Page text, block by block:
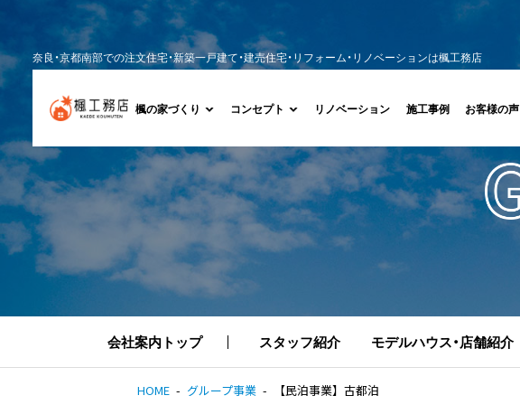
奈良・京都南部での注文住宅・新築一戸建て・建売住宅・リフォーム・リノベーションは楓工務店
楓の家づくり コンセプト リノベーション 施工事例 お客様の声
会社案内トップ スタッフ紹介 モデルハウス・店舗紹介
HOME グループ事業 【民泊事業】古都泊